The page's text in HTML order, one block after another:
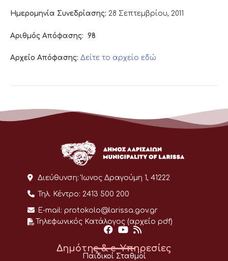
Ημερομηνία Συνεδρίασης: 28 Σεπτεμβρίου, 2011
Αριθμός Απόφασης: 98
Αρχείο Απόφασης: Δείτε το αρχείο εδώ
Διεύθυνση: Ίωνος Δραγούμη 1, 41222
Τηλ. Κέντρο: 2413 500 200
E-mail: protokolo@larissa.gov.gr
Τηλεφωνικός Κατάλογος (αρχείο pdf)
Δημότης & e-Υπηρεσίες
Παιδικοί Σταθμοί